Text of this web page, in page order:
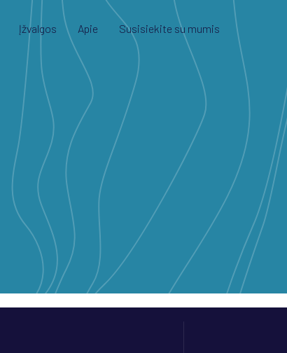
Įžvalgos Apie Susisiekite su mumis